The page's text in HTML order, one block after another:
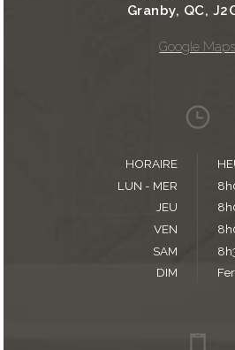
Granby, QC,
Google Maps
HORAIRE
LUN - MER
JEU
VEN
SAM
DIM